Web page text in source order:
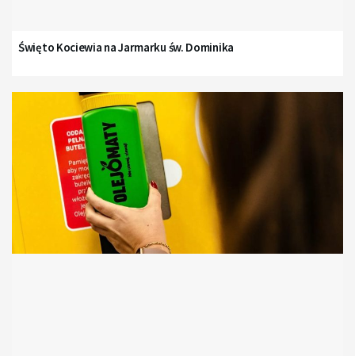
Święto Kociewia na Jarmarku św. Dominika